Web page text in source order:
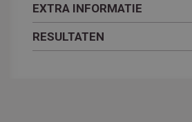
EXTRA INFORMATIE
RESULTATEN